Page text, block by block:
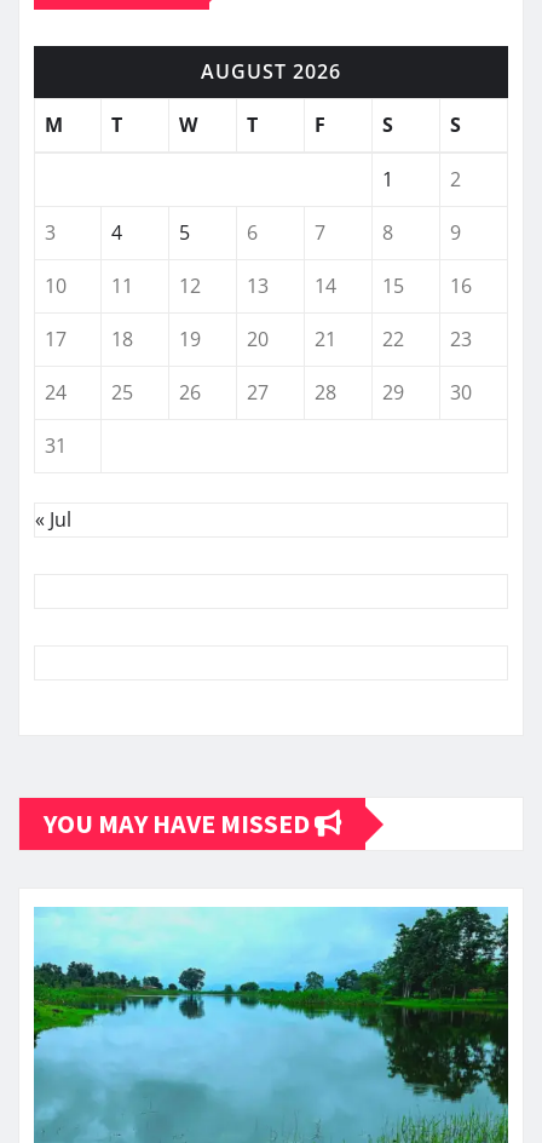
AUGUST 2026
M
T W T F S S
1
2
3
4 5 6 7 8
9
10
11 12 13 14 15
16
17
18 19 20 21 22
23
24
25 26 27 28 29
30
31
« Jul
YOU MAY HAVE MISSED